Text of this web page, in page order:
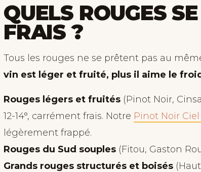
QUELS ROUGES
FRAIS ?
Tous les rouges ne se prêtent pas au
vin est léger et fruité, plus il aime le
Rouges légers et fruités (Pinot Noir,
12-14°, carrément frais. Notre Pinot Noir Ciel
légèrement frappé.
Rouges du Sud souples (Fitou, Gaston
Grands rouges structurés et boisés